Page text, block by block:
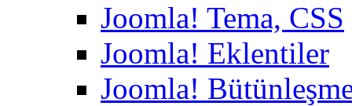
Joomla! Tema, CSS
Joomla! Eklentiler
Joomla!